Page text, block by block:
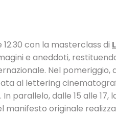
con la masterclass di
e aneddoti,
Nel pomeriggio,
al lettering
parallelo, dalle 15 alle 17,
manifesto originale